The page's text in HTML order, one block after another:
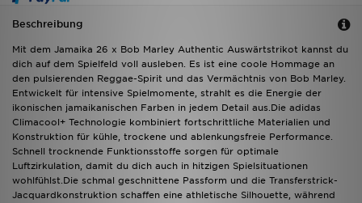
Beschreibung
Mit dem Jamaika 26 x Bob Marley Authentic Auswärtstrikot kannst du
dich auf dem Spielfeld voll ausleben. Es ist eine coole Hommage an
den pulsierenden Reggae-Spirit und das Vermächtnis von Bob Marley.
Entwickelt für intensive Spielmomente, strahlt es die Energie der
ikonischen jamaikanischen Farben in jedem Detail aus.Die adidas
Climacool+ Technologie kombiniert fortschrittliche Materialien und
Konstruktion für kühle, trockene und ablenkungsfreie Performance.
Schnell trocknende Funktionsstoffe sorgen für optimale
Luftzirkulation, damit du dich auch in hitzigen Spielsituationen
wohlfühlst.Die schmal geschnittene Passform und die Transferstrick-
Jacquardkonstruktion schaffen eine athletische Silhouette, während